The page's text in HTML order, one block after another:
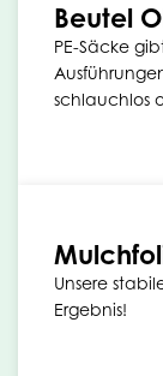
Beutel
PE-Säcke
schlauchlos
Unsere
Ergebnis!